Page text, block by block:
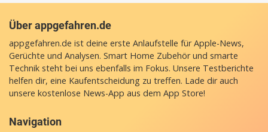
Über appgefahren.de
appgefahren.de ist deine erste Anlaufstelle für Apple-News,
Gerüchte und Analysen. Smart Home Zubehör und smarte
Technik steht bei uns ebenfalls im Fokus. Unsere Testberichte
helfen dir, eine Kaufentscheidung zu treffen. Lade dir auch
unsere kostenlose News-App aus dem App Store!
Navigation